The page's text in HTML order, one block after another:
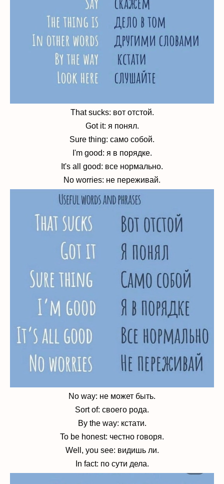
That sucks: вот отстой.
Got it: я понял.
Sure thing: само собой.
I'm good: я в порядке.
It's all good: все нормально.
No worries: не переживай.
No way: не может быть.
Sort of: своего рода.
By the way: кстати.
To be honest: честно говоря.
Well, you see: видишь ли.
In fact: по сути дела.